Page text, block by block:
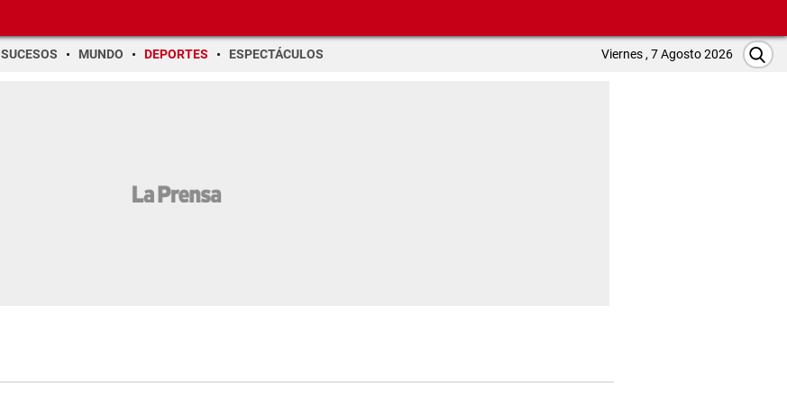
SUCESOS MUNDO DEPORTES ESPECTÁCULOS Viernes , 7 Agosto 2026